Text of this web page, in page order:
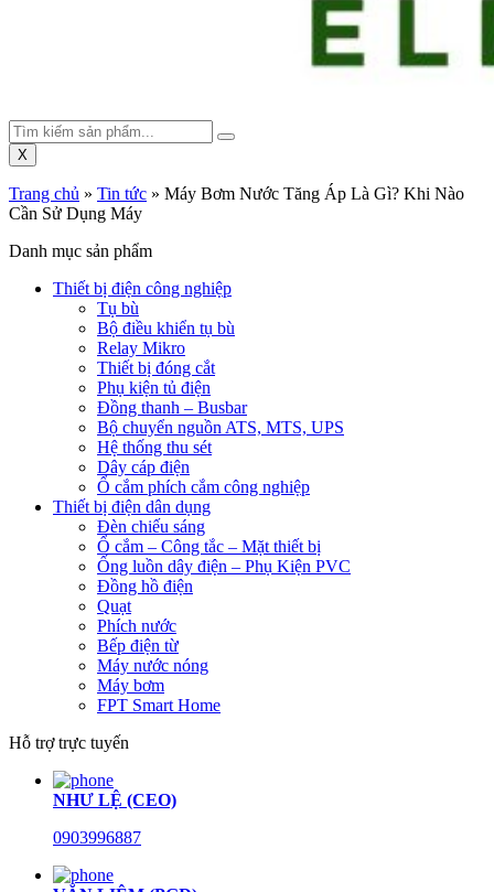
X
Trang chủ » Tin tức » Máy Bơm Nước Tăng Áp Là Gì? Khi Nào
Cần Sử Dụng Máy
Danh mục sản phẩm
Thiết bị điện công nghiệp
Tụ bù
Bộ điều khiển tụ bù
Relay Mikro
Thiết bị đóng cắt
Phụ kiện tủ điện
Đồng thanh – Busbar
Bộ chuyển nguồn ATS, MTS, UPS
Hệ thống thu sét
Dây cáp điện
Ổ cắm phích cắm công nghiệp
Thiết bị điện dân dụng
Đèn chiếu sáng
Ổ cắm – Công tắc – Mặt thiết bị
Ống luồn dây điện – Phụ Kiện PVC
Đồng hồ điện
Quạt
Phích nước
Bếp điện từ
Máy nước nóng
Máy bơm
FPT Smart Home
Hỗ trợ trực tuyến
NHƯ LỆ (CEO)
0903996887